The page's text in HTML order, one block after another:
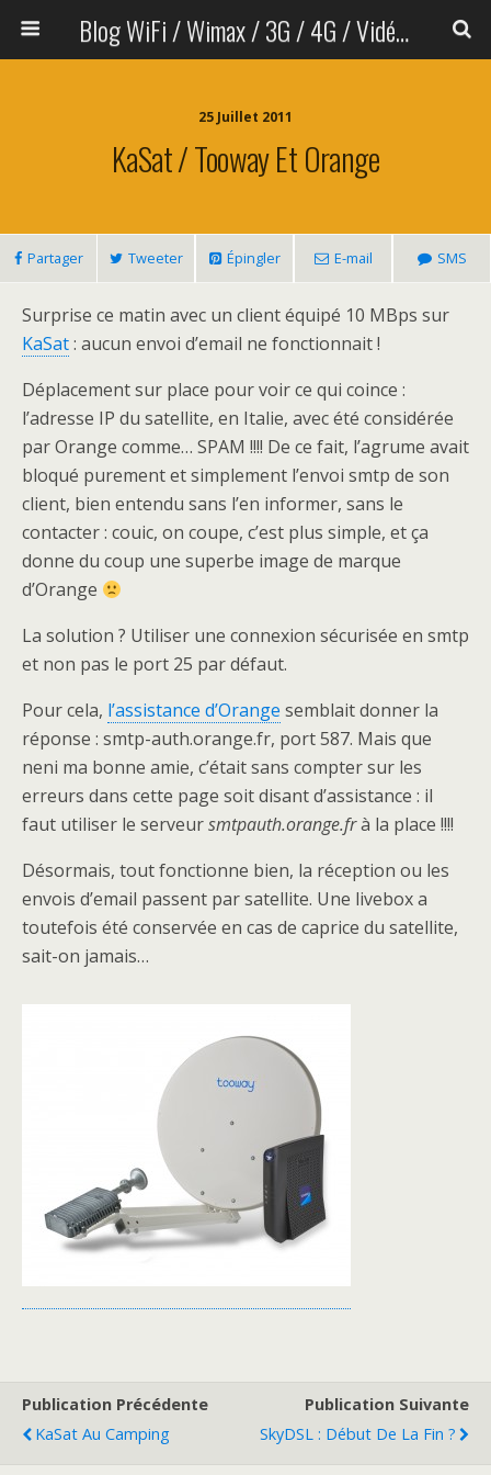
Blog WiFi / Wimax / 3G / 4G / Vidéo sans fil
25 Juillet 2011
KaSat / Tooway Et Orange
Partager Tweeter Épingler E-mail SMS
Surprise ce matin avec un client équipé 10 MBps sur
KaSat: aucun envoi d’email ne fonctionnait !
Déplacement sur place pour voir ce qui coince :
l’adresse IP du satellite, en Italie, avec été considérée
par Orange comme… SPAM !!!! De ce fait, l’agrume avait
bloqué purement et simplement l’envoi smtp de son
client, bien entendu sans l’en informer, sans le
contacter : couic, on coupe, c’est plus simple, et ça
donne du coup une superbe image de marque
d’Orange
La solution ? Utiliser une connexion sécurisée en smtp
et non pas le port 25 par défaut.
Pour cela, l’assistance d’Orange semblait donner la
réponse : smtp-auth.orange.fr, port 587. Mais que
neni ma bonne amie, c’était sans compter sur les
erreurs dans cette page soit disant d’assistance : il
faut utiliser le serveursmtpauth.orange.frà la place !!!!
Désormais, tout fonctionne bien, la réception ou les
envois d’email passent par satellite. Une livebox a
toutefois été conservée en cas de caprice du satellite,
sait-on jamais…
Publication Précédente
KaSat Au Camping
Publication Suivante
SkyDSL : Début De La Fin ?